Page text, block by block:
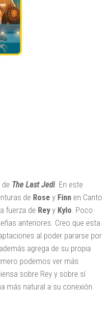
The Last Jedi. En este
de Rose y Finn en Canto
fuerza de Rey y Kylo . Poco
anteriores. Creo que esta
al poder pararse por
agrega de su propia
podemos ver más
sobre Rey y sobre sí
más natural a su conexión